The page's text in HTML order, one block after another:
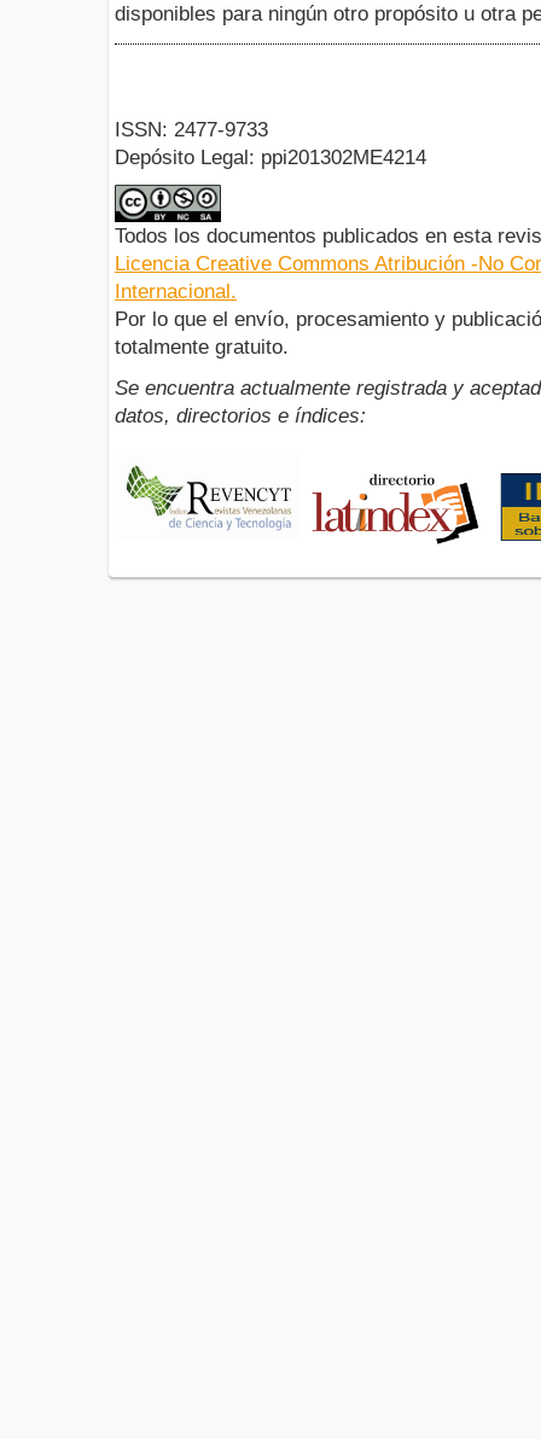
disponibles para ningún otro propósito u otra
ISSN: 2477-9733
Depósito Legal: ppi201302ME4214
Todos los documentos publicados en esta
Licencia Creative Commons Atribución -No
Internacional.
Por lo que el envío, procesamiento y
totalmente gratuito.
Se encuentra actualmente registrada y
datos, directorios e índices: